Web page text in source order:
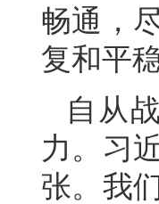
畅通，
复和平稳
自从
力。习
张。我